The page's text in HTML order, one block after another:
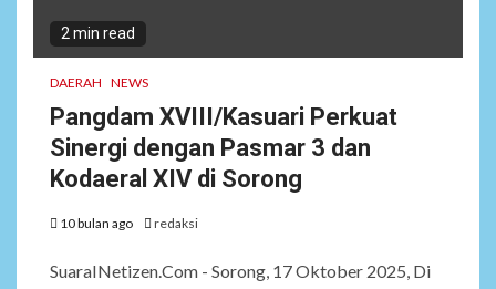
2 min read
DAERAH NEWS
Pangdam XVIII/Kasuari Perkuat
Sinergi dengan Pasmar 3 dan
Kodaeral XIV di Sorong
10 bulan ago redaksi
SuaraINetizen.Com - Sorong, 17 Oktober 2025, Di